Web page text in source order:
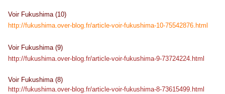
Voir Fukushima (10)
http://fukushima.over-blog.fr/article-voir-fukushima-10-75542876.html
Voir Fukushima (9)
http://fukushima.over-blog.fr/article-voir-fukushima-9-73724224.html
Voir Fukushima (8)
http://fukushima.over-blog.fr/article-voir-fukushima-8-73615499.html